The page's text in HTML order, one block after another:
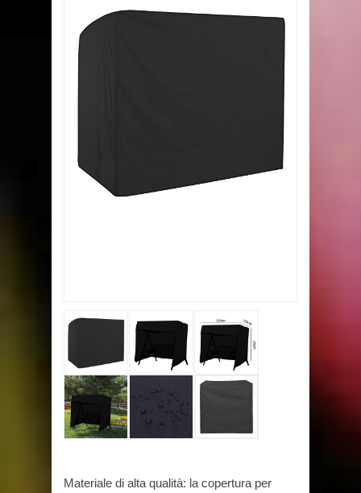
Materiale di alta qualità: la copertura per